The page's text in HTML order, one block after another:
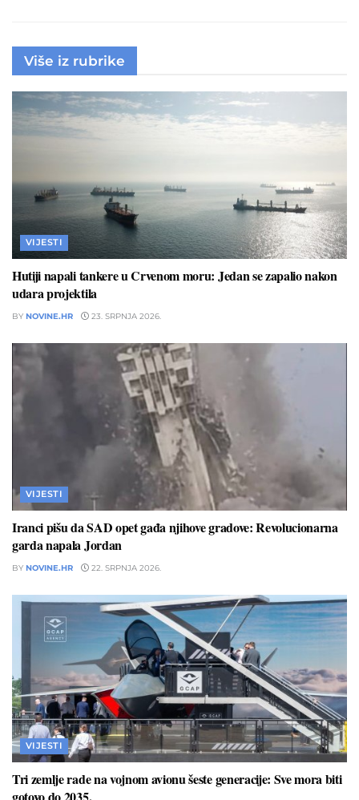
Više iz rubrike
VIJESTI
Hutiji napali tankere u Crvenom moru: Jedan se zapalio nakon
udara projektila
BY NOVINE.HR 23. SRPNJA 2026.
VIJESTI
Iranci pišu da SAD opet gađa njihove gradove: Revolucionarna
garda napala Jordan
BY NOVINE.HR 22. SRPNJA 2026.
VIJESTI
Tri zemlje rade na vojnom avionu šeste generacije: Sve mora biti
gotovo do 2035.